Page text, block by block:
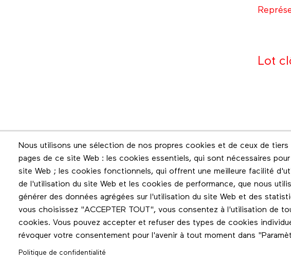
Lot
Nous utilisons une sélection de nos propres cookies et de ceux de tiers
pages de ce site Web : les cookies essentiels, qui sont nécessaires
site Web ; les cookies fonctionnels, qui offrent une meilleure facilité
de l'utilisation du site Web et les cookies de performance, que nous
générer des données agrégées sur l'utilisation du site Web et des
vous choisissez "ACCEPTER TOUT", vous consentez à l'utilisation de
cookies. Vous pouvez accepter et refuser des types de cookies
révoquer votre consentement pour l'avenir à tout moment dans
Politique de confidentialité
Infolettre
Restez en contact grâce à l'infolettre